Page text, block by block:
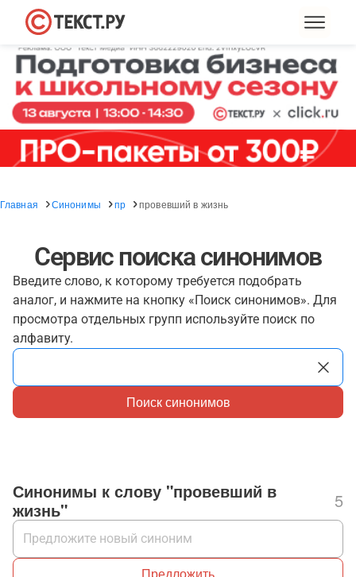
Главная Синонимы пр провевший в жизнь
Сервис поиска синонимов
Введите слово, к которому требуется подобрать
аналог, и нажмите на кнопку «Поиск синонимов». Для
просмотра отдельных групп используйте поиск по
алфавиту.
Поиск синонимов
Синонимы к слову "провевший в
жизнь"
5